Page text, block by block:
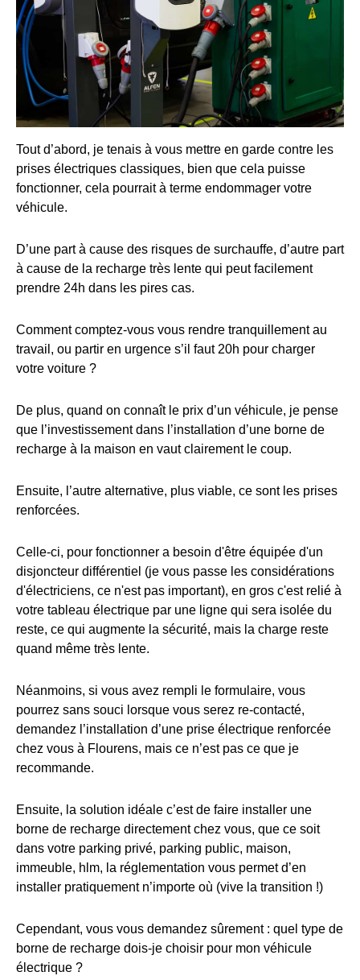
Tout d’abord, je tenais à vous mettre en garde contre les
prises électriques classiques, bien que cela puisse
fonctionner, cela pourrait à terme endommager votre
véhicule.
D’une part à cause des risques de surchauffe, d’autre part
à cause de la recharge très lente qui peut facilement
prendre 24h dans les pires cas.
Comment comptez-vous vous rendre tranquillement au
travail, ou partir en urgence s’il faut 20h pour charger
votre voiture ?
De plus, quand on connaît le prix d’un véhicule, je pense
que l’investissement dans l’installation d’une borne de
recharge à la maison en vaut clairement le coup.
Ensuite, l’autre alternative, plus viable, ce sont les prises
renforcées.
Celle-ci, pour fonctionner a besoin d'être équipée d'un
disjoncteur différentiel (je vous passe les considérations
d'électriciens, ce n'est pas important), en gros c'est relié à
votre tableau électrique par une ligne qui sera isolée du
reste, ce qui augmente la sécurité, mais la charge reste
quand même très lente.
Néanmoins, si vous avez rempli le formulaire, vous
pourrez sans souci lorsque vous serez re-contacté,
demandez l’installation d’une prise électrique renforcée
chez vous à Flourens, mais ce n’est pas ce que je
recommande.
Ensuite, la solution idéale c’est de faire installer une
borne de recharge directement chez vous, que ce soit
dans votre parking privé, parking public, maison,
immeuble, hlm, la réglementation vous permet d’en
installer pratiquement n’importe où (vive la transition !)
Cependant, vous vous demandez sûrement : quel type de
borne de recharge dois-je choisir pour mon véhicule
électrique ?